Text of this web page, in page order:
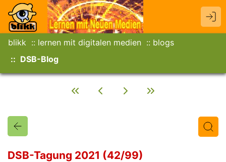
blikk lernen mit digitalen medien
blogs
DSB-Blog
DSB-Tagung 2021 (42/99)